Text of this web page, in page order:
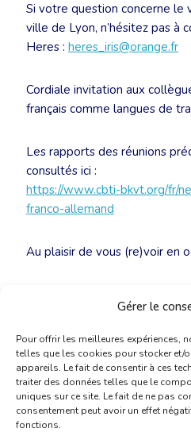
Gérer le
Pour offrir les meilleures expériences,
telles que les cookies pour stocker et/
appareils. Le fait de consentir à ces
traiter des données telles que le
uniques sur ce site. Le fait de ne pas
consentement peut avoir un effet
fonctions.
Si votre question concerne le
ville de Lyon, n’hésitez pas à
Heres : heres_iris@orange.fr
Cordiale invitation aux
français comme langues de
Les rapports des réunions
consultés ici :
https://www.cbti-bkvt.org/fr/
franco-allemand
Au plaisir de vous (re)voir en
rfa@translators.be